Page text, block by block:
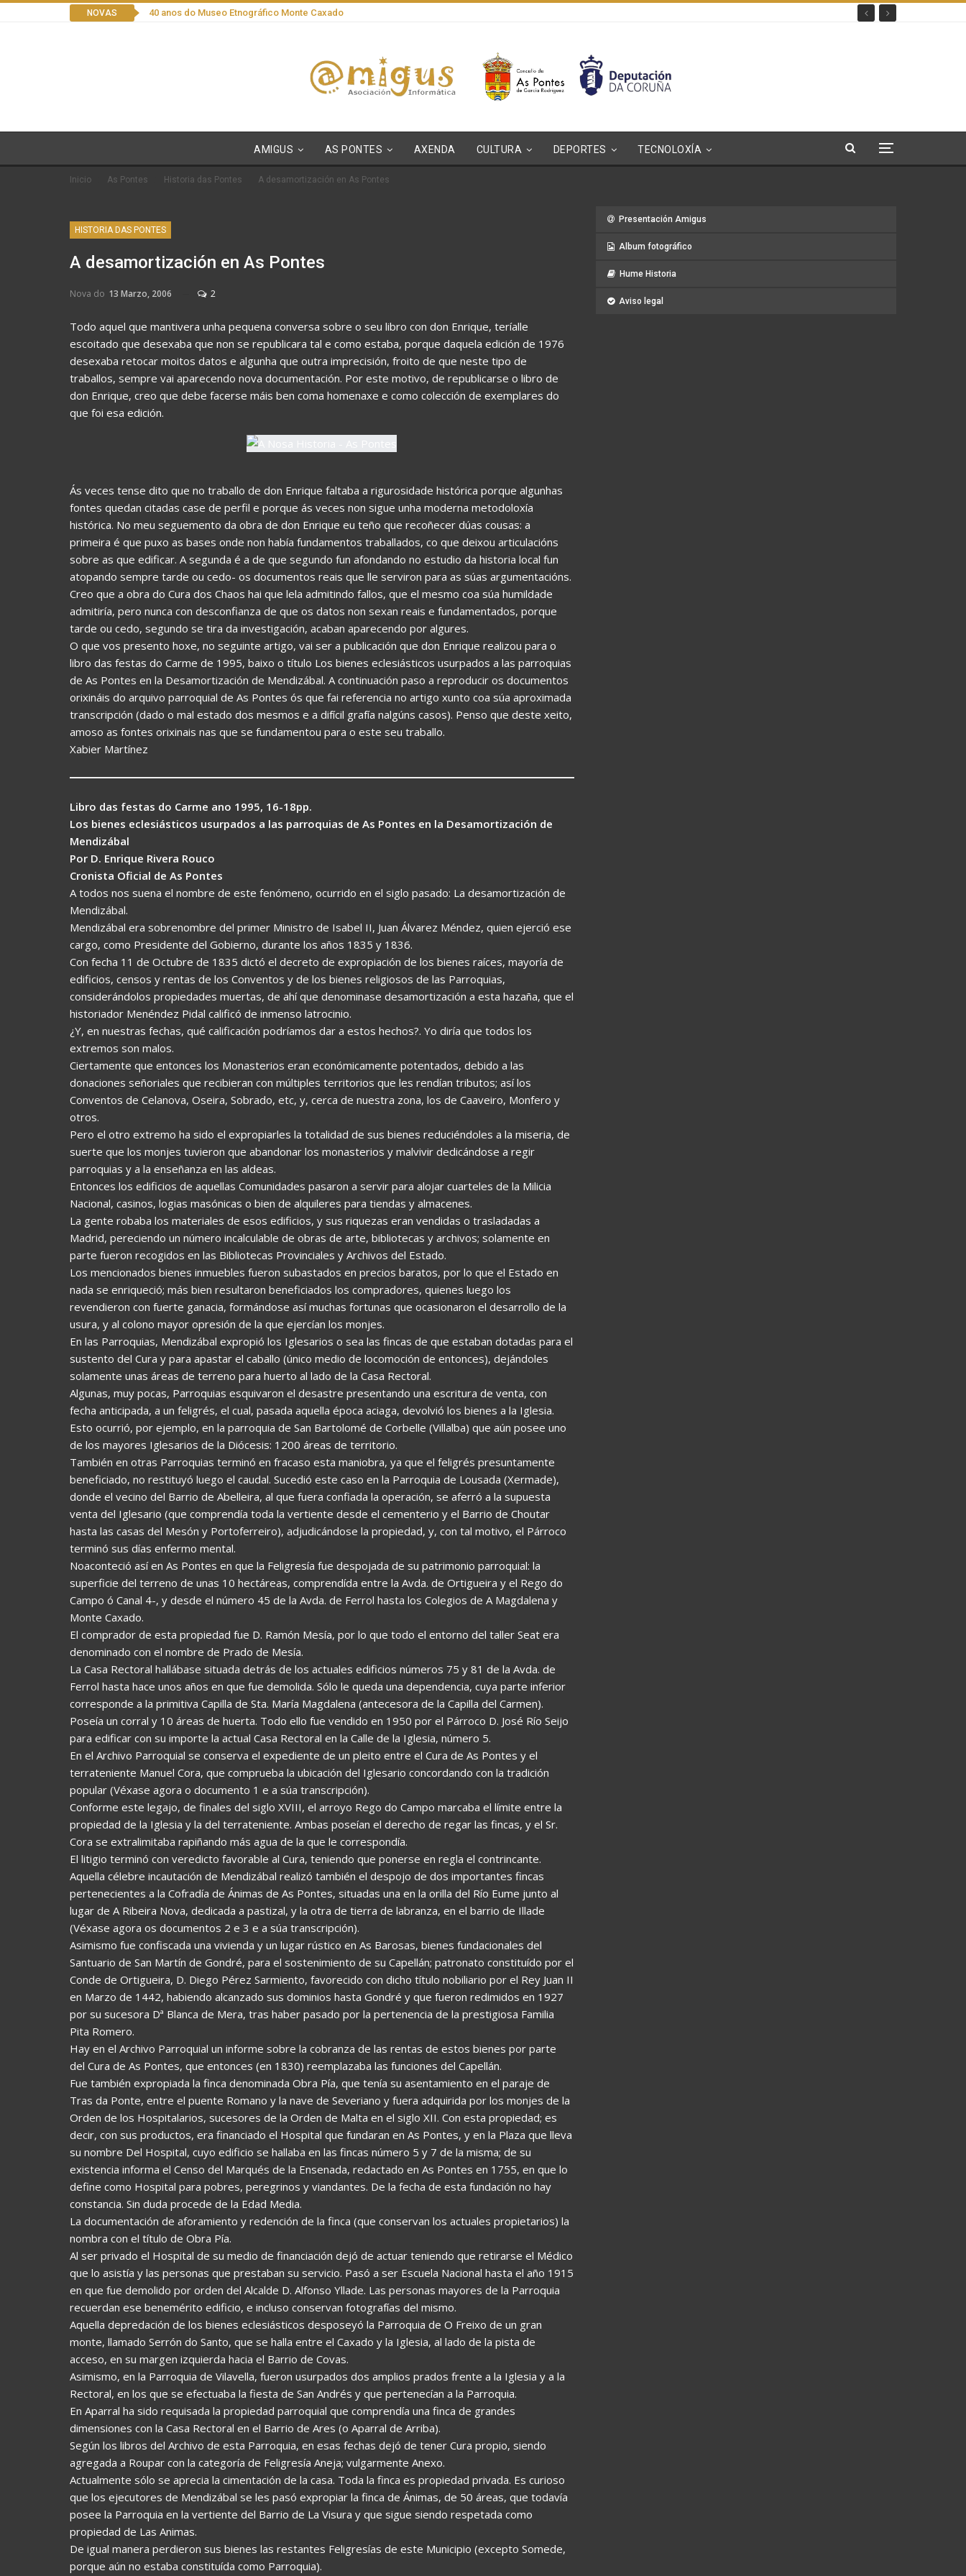
NOVAS 40 anos do Museo Etnográfico Monte Caxado
AMIGUS AS PONTES AXENDA CULTURA DEPORTES TECNOLOXÍA
Inicio As Pontes Historia das Pontes A desamortización en As Pontes
HISTORIA DAS PONTES
A desamortización en As Pontes
Nova do 13 Marzo, 2006 2
Todo aquel que mantivera unha pequena conversa sobre o seu libro con don Enrique, teríalle
escoitado que desexaba que non se republicara tal e como estaba, porque daquela edición de 1976
desexaba retocar moitos datos e algunha que outra imprecisión, froito de que neste tipo de
traballos, sempre vai aparecendo nova documentación. Por este motivo, de republicarse o libro de
don Enrique, creo que debe facerse máis ben coma homenaxe e como colección de exemplares do
que foi esa edición.
Ás veces tense dito que no traballo de don Enrique faltaba a rigurosidade histórica porque algunhas
fontes quedan citadas case de perfil e porque ás veces non sigue unha moderna metodoloxía
histórica. No meu seguemento da obra de don Enrique eu teño que recoñecer dúas cousas: a
primeira é que puxo as bases onde non había fundamentos traballados, co que deixou articulacións
sobre as que edificar. A segunda é a de que segundo fun afondando no estudio da historia local fun
atopando sempre tarde ou cedo- os documentos reais que lle serviron para as súas argumentacións.
Creo que a obra do Cura dos Chaos hai que lela admitindo fallos, que el mesmo coa súa humildade
admitiría, pero nunca con desconfianza de que os datos non sexan reais e fundamentados, porque
tarde ou cedo, segundo se tira da investigación, acaban aparecendo por algures.
O que vos presento hoxe, no seguinte artigo, vai ser a publicación que don Enrique realizou para o
libro das festas do Carme de 1995, baixo o título Los bienes eclesiásticos usurpados a las parroquias
de As Pontes en la Desamortización de Mendizábal. A continuación paso a reproducir os documentos
orixináis do arquivo parroquial de As Pontes ós que fai referencia no artigo xunto coa súa aproximada
transcripción (dado o mal estado dos mesmos e a difícil grafía nalgúns casos). Penso que deste xeito,
amoso as fontes orixinais nas que se fundamentou para o este seu traballo.
Xabier Martínez
Libro das festas do Carme ano 1995, 16-18pp.
Los bienes eclesiásticos usurpados a las parroquias de As Pontes en la Desamortización de
Mendizábal
Por D. Enrique Rivera Rouco
Cronista Oficial de As Pontes
A todos nos suena el nombre de este fenómeno, ocurrido en el siglo pasado: La desamortización de
Mendizábal.
Mendizábal era sobrenombre del primer Ministro de Isabel II, Juan Álvarez Méndez, quien ejerció ese
cargo, como Presidente del Gobierno, durante los años 1835 y 1836.
Con fecha 11 de Octubre de 1835 dictó el decreto de expropiación de los bienes raíces, mayoría de
edificios, censos y rentas de los Conventos y de los bienes religiosos de las Parroquias,
considerándolos propiedades muertas, de ahí que denominase desamortización a esta hazaña, que el
historiador Menéndez Pidal calificó de inmenso latrocinio.
¿Y, en nuestras fechas, qué calificación podríamos dar a estos hechos?. Yo diría que todos los
extremos son malos.
Ciertamente que entonces los Monasterios eran económicamente potentados, debido a las
donaciones señoriales que recibieran con múltiples territorios que les rendían tributos; así los
Conventos de Celanova, Oseira, Sobrado, etc, y, cerca de nuestra zona, los de Caaveiro, Monfero y
otros.
Pero el otro extremo ha sido el expropiarles la totalidad de sus bienes reduciéndoles a la miseria, de
suerte que los monjes tuvieron que abandonar los monasterios y malvivir dedicándose a regir
parroquias y a la enseñanza en las aldeas.
Entonces los edificios de aquellas Comunidades pasaron a servir para alojar cuarteles de la Milicia
Nacional, casinos, logias masónicas o bien de alquileres para tiendas y almacenes.
La gente robaba los materiales de esos edificios, y sus riquezas eran vendidas o trasladadas a
Madrid, pereciendo un número incalculable de obras de arte, bibliotecas y archivos; solamente en
parte fueron recogidos en las Bibliotecas Provinciales y Archivos del Estado.
Los mencionados bienes inmuebles fueron subastados en precios baratos, por lo que el Estado en
nada se enriqueció; más bien resultaron beneficiados los compradores, quienes luego los
revendieron con fuerte ganacia, formándose así muchas fortunas que ocasionaron el desarrollo de la
usura, y al colono mayor opresión de la que ejercían los monjes.
En las Parroquias, Mendizábal expropió los Iglesarios o sea las fincas de que estaban dotadas para el
sustento del Cura y para apastar el caballo (único medio de locomoción de entonces), dejándoles
solamente unas áreas de terreno para huerto al lado de la Casa Rectoral.
Algunas, muy pocas, Parroquias esquivaron el desastre presentando una escritura de venta, con
fecha anticipada, a un feligrés, el cual, pasada aquella época aciaga, devolvió los bienes a la Iglesia.
Esto ocurrió, por ejemplo, en la parroquia de San Bartolomé de Corbelle (Villalba) que aún posee uno
de los mayores Iglesarios de la Diócesis: 1200 áreas de territorio.
También en otras Parroquias terminó en fracaso esta maniobra, ya que el feligrés presuntamente
beneficiado, no restituyó luego el caudal. Sucedió este caso en la Parroquia de Lousada (Xermade),
donde el vecino del Barrio de Abelleira, al que fuera confiada la operación, se aferró a la supuesta
venta del Iglesario (que comprendía toda la vertiente desde el cementerio y el Barrio de Choutar
hasta las casas del Mesón y Portoferreiro), adjudicándose la propiedad, y, con tal motivo, el Párroco
terminó sus días enfermo mental.
Noaconteció así en As Pontes en que la Feligresía fue despojada de su patrimonio parroquial: la
superficie del terreno de unas 10 hectáreas, comprendída entre la Avda. de Ortigueira y el Rego do
Campo ó Canal 4-, y desde el número 45 de la Avda. de Ferrol hasta los Colegios de A Magdalena y
Monte Caxado.
El comprador de esta propiedad fue D. Ramón Mesía, por lo que todo el entorno del taller Seat era
denominado con el nombre de Prado de Mesía.
La Casa Rectoral hallábase situada detrás de los actuales edificios números 75 y 81 de la Avda. de
Ferrol hasta hace unos años en que fue demolida. Sólo le queda una dependencia, cuya parte inferior
corresponde a la primitiva Capilla de Sta. María Magdalena (antecesora de la Capilla del Carmen).
Poseía un corral y 10 áreas de huerta. Todo ello fue vendido en 1950 por el Párroco D. José Río Seijo
para edificar con su importe la actual Casa Rectoral en la Calle de la Iglesia, número 5.
En el Archivo Parroquial se conserva el expediente de un pleito entre el Cura de As Pontes y el
terrateniente Manuel Cora, que comprueba la ubicación del Iglesario concordando con la tradición
popular (Véxase agora o documento 1 e a súa transcripción).
Conforme este legajo, de finales del siglo XVIII, el arroyo Rego do Campo marcaba el límite entre la
propiedad de la Iglesia y la del terrateniente. Ambas poseían el derecho de regar las fincas, y el Sr.
Cora se extralimitaba rapiñando más agua de la que le correspondía.
El litigio terminó con veredicto favorable al Cura, teniendo que ponerse en regla el contrincante.
Aquella célebre incautación de Mendizábal realizó también el despojo de dos importantes fincas
pertenecientes a la Cofradía de Ánimas de As Pontes, situadas una en la orilla del Río Eume junto al
lugar de A Ribeira Nova, dedicada a pastizal, y la otra de tierra de labranza, en el barrio de Illade
(Véxase agora os documentos 2 e 3 e a súa transcripción).
Asimismo fue confiscada una vivienda y un lugar rústico en As Barosas, bienes fundacionales del
Santuario de San Martín de Gondré, para el sostenimiento de su Capellán; patronato constituído por el
Conde de Ortigueira, D. Diego Pérez Sarmiento, favorecido con dicho título nobiliario por el Rey Juan II
en Marzo de 1442, habiendo alcanzado sus dominios hasta Gondré y que fueron redimidos en 1927
por su sucesora Dª Blanca de Mera, tras haber pasado por la pertenencia de la prestigiosa Familia
Pita Romero.
Hay en el Archivo Parroquial un informe sobre la cobranza de las rentas de estos bienes por parte
del Cura de As Pontes, que entonces (en 1830) reemplazaba las funciones del Capellán.
Fue también expropiada la finca denominada Obra Pía, que tenía su asentamiento en el paraje de
Tras da Ponte, entre el puente Romano y la nave de Severiano y fuera adquirida por los monjes de la
Orden de los Hospitalarios, sucesores de la Orden de Malta en el siglo XII. Con esta propiedad; es
decir, con sus productos, era financiado el Hospital que fundaran en As Pontes, y en la Plaza que lleva
su nombre Del Hospital, cuyo edificio se hallaba en las fincas número 5 y 7 de la misma; de su
existencia informa el Censo del Marqués de la Ensenada, redactado en As Pontes en 1755, en que lo
define como Hospital para pobres, peregrinos y viandantes. De la fecha de esta fundación no hay
constancia. Sin duda procede de la Edad Media.
La documentación de aforamiento y redención de la finca (que conservan los actuales propietarios) la
nombra con el título de Obra Pía.
Al ser privado el Hospital de su medio de financiación dejó de actuar teniendo que retirarse el Médico
que lo asistía y las personas que prestaban su servicio. Pasó a ser Escuela Nacional hasta el año 1915
en que fue demolido por orden del Alcalde D. Alfonso Yllade. Las personas mayores de la Parroquia
recuerdan ese benemérito edificio, e incluso conservan fotografías del mismo.
Aquella depredación de los bienes eclesiásticos desposeyó la Parroquia de O Freixo de un gran
monte, llamado Serrón do Santo, que se halla entre el Caxado y la Iglesia, al lado de la pista de
acceso, en su margen izquierda hacia el Barrio de Covas.
Asimismo, en la Parroquia de Vilavella, fueron usurpados dos amplios prados frente a la Iglesia y a la
Rectoral, en los que se efectuaba la fiesta de San Andrés y que pertenecían a la Parroquia.
En Aparral ha sido requisada la propiedad parroquial que comprendía una finca de grandes
dimensiones con la Casa Rectoral en el Barrio de Ares (o Aparral de Arriba).
Según los libros del Archivo de esta Parroquia, en esas fechas dejó de tener Cura propio, siendo
agregada a Roupar con la categoría de Feligresía Aneja; vulgarmente Anexo.
Actualmente sólo se aprecia la cimentación de la casa. Toda la finca es propiedad privada. Es curioso
que los ejecutores de Mendizábal se les pasó expropiar la finca de Ánimas, de 50 áreas, que todavía
posee la Parroquia en la vertiente del Barrio de La Visura y que sigue siendo respetada como
propiedad de Las Animas.
De igual manera perdieron sus bienes las restantes Feligresías de este Municipio (excepto Somede,
porque aún no estaba constituída como Parroquia).
Presentación Amigus
Album fotográfico
Hume Historia
Aviso legal